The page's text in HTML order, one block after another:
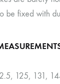
be fixed with
125, 131,